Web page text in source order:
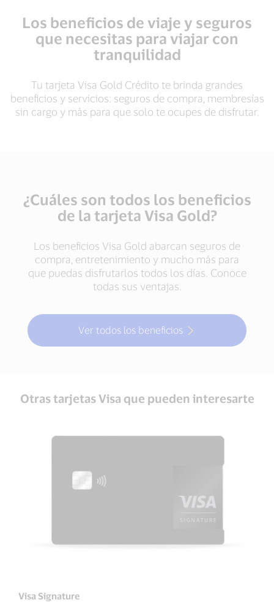
Los beneficios de viaje y seguros
que necesitas para viajar con
tranquilidad
Tu tarjeta Visa Gold Crédito te brinda grandes
beneficios y servicios: seguros de compra, membresías
sin cargo y más para que solo te ocupes de disfrutar.
¿Cuáles son todos los beneficios
de la tarjeta Visa Gold?
Los beneficios Visa Gold abarcan seguros de
compra, entretenimiento y mucho más para
que puedas disfrutarlos todos los días. Conoce
todas sus ventajas.
Ver todos los beneficios
Otras tarjetas Visa que pueden interesarte
Visa Signature